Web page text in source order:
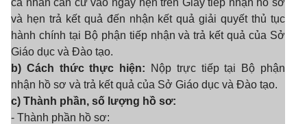
cá nhân căn cứ vào ngày hẹn trên Giấy tiếp nhận hồ sơ
và hẹn trả kết quả đến nhận kết quả giải quyết thủ tục
hành chính tại Bộ phận tiếp nhận và trả kết quả của Sở
Giáo dục và Đào tạo.
b) Cách thức thực hiện: Nộp trực tiếp tại Bộ phận
nhận hồ sơ và trả kết quả của Sở Giáo dục và Đào tạo.
c) Thành phần, số lượng hồ sơ:
- Thành phần hồ sơ: